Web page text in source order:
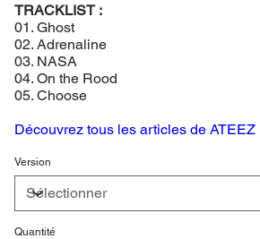
TRACKLIST :
01. Ghost
02. Adrenaline
03. NASA
04. On the Rood
05. Choose
Découvrez tous les articles de ATEEZ
Version
Quantité